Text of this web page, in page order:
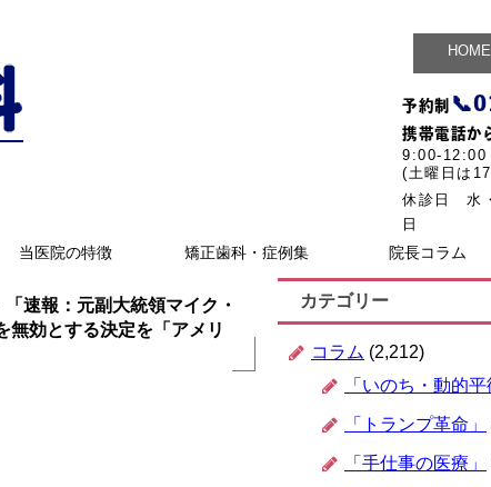
HOME
予約制 📞
携帯電話か
9:00-
(土曜日は
休診日 水
日
当医院の特徴 矯正歯科・症例集 院長コラム
速報：元副大統領マイク・
無効とする決定を「アメリ
カテゴリー
コラム (2,212)
「いのち・動的平
「トランプ革命」
「手仕事の医療」